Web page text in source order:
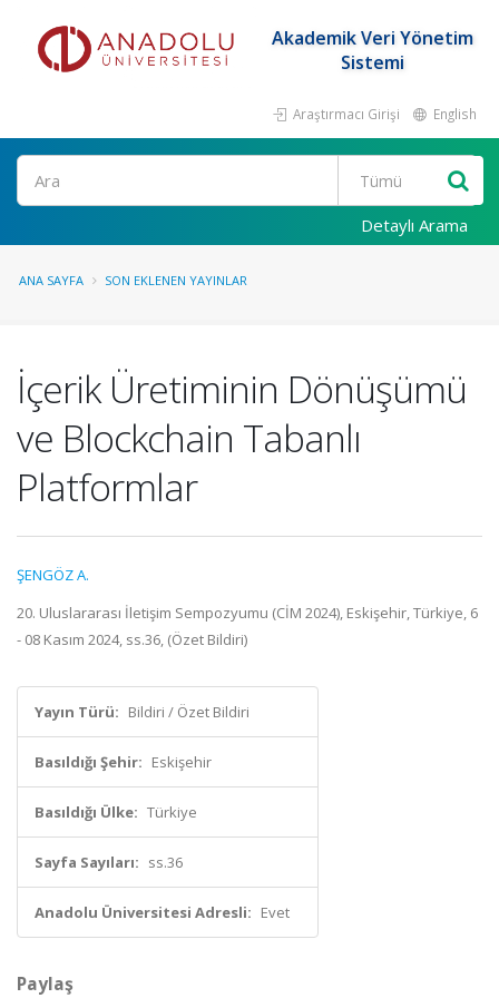
Akademik Veri Yönetim
Sistemi
Araştırmacı Girişi English
Ara
Detaylı Arama
ANA SAYFA SON EKLENEN YAYINLAR
İçerik Üretiminin Dönüşümü
ve Blockchain Tabanlı
Platformlar
ŞENGÖZ A.
20. Uluslararası İletişim Sempozyumu (CİM 2024), Eskişehir, Türkiye, 6
- 08 Kasım 2024, ss.36, (Özet Bildiri)
Yayın Türü: Bildiri / Özet Bildiri
Basıldığı Şehir: Eskişehir
Basıldığı Ülke: Türkiye
Sayfa Sayıları: ss.36
Anadolu Üniversitesi Adresli: Evet
Paylaş